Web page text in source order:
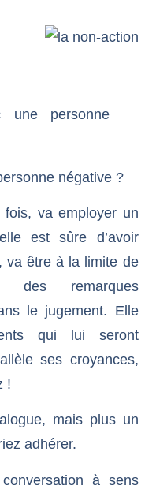
négative ?
va employer un
est sûre d’avoir
va être à la limite de
des remarques
le jugement. Elle
qui lui seront
ses croyances,
!
mais plus un
adhérer.
à sens